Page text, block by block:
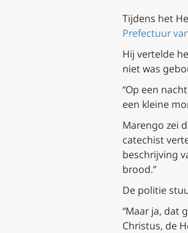
Tijdens het
Prefectuur
Hij vertelde
niet was
“Op een
een kleine
Marengo zei
catechist
beschrijving
brood.”
De politie
“Maar ja, dat
Christus, de